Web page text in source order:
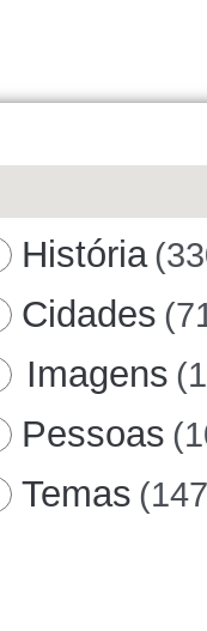
História
Cidades
Imagens
Pessoas
Temas